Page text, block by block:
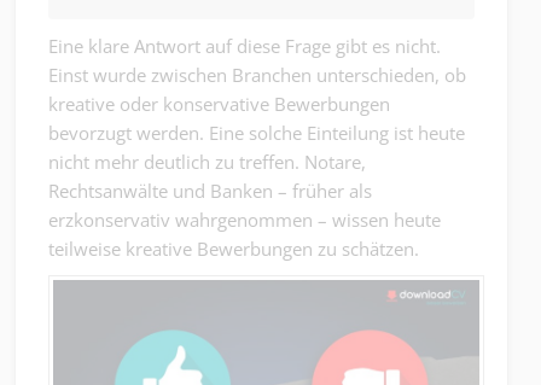
Eine klare Antwort auf diese Frage gibt es nicht.
Einst wurde zwischen Branchen unterschieden, ob
kreative oder konservative Bewerbungen
bevorzugt werden. Eine solche Einteilung ist heute
nicht mehr deutlich zu treffen. Notare,
Rechtsanwälte und Banken – früher als
erzkonservativ wahrgenommen – wissen heute
teilweise kreative Bewerbungen zu schätzen.